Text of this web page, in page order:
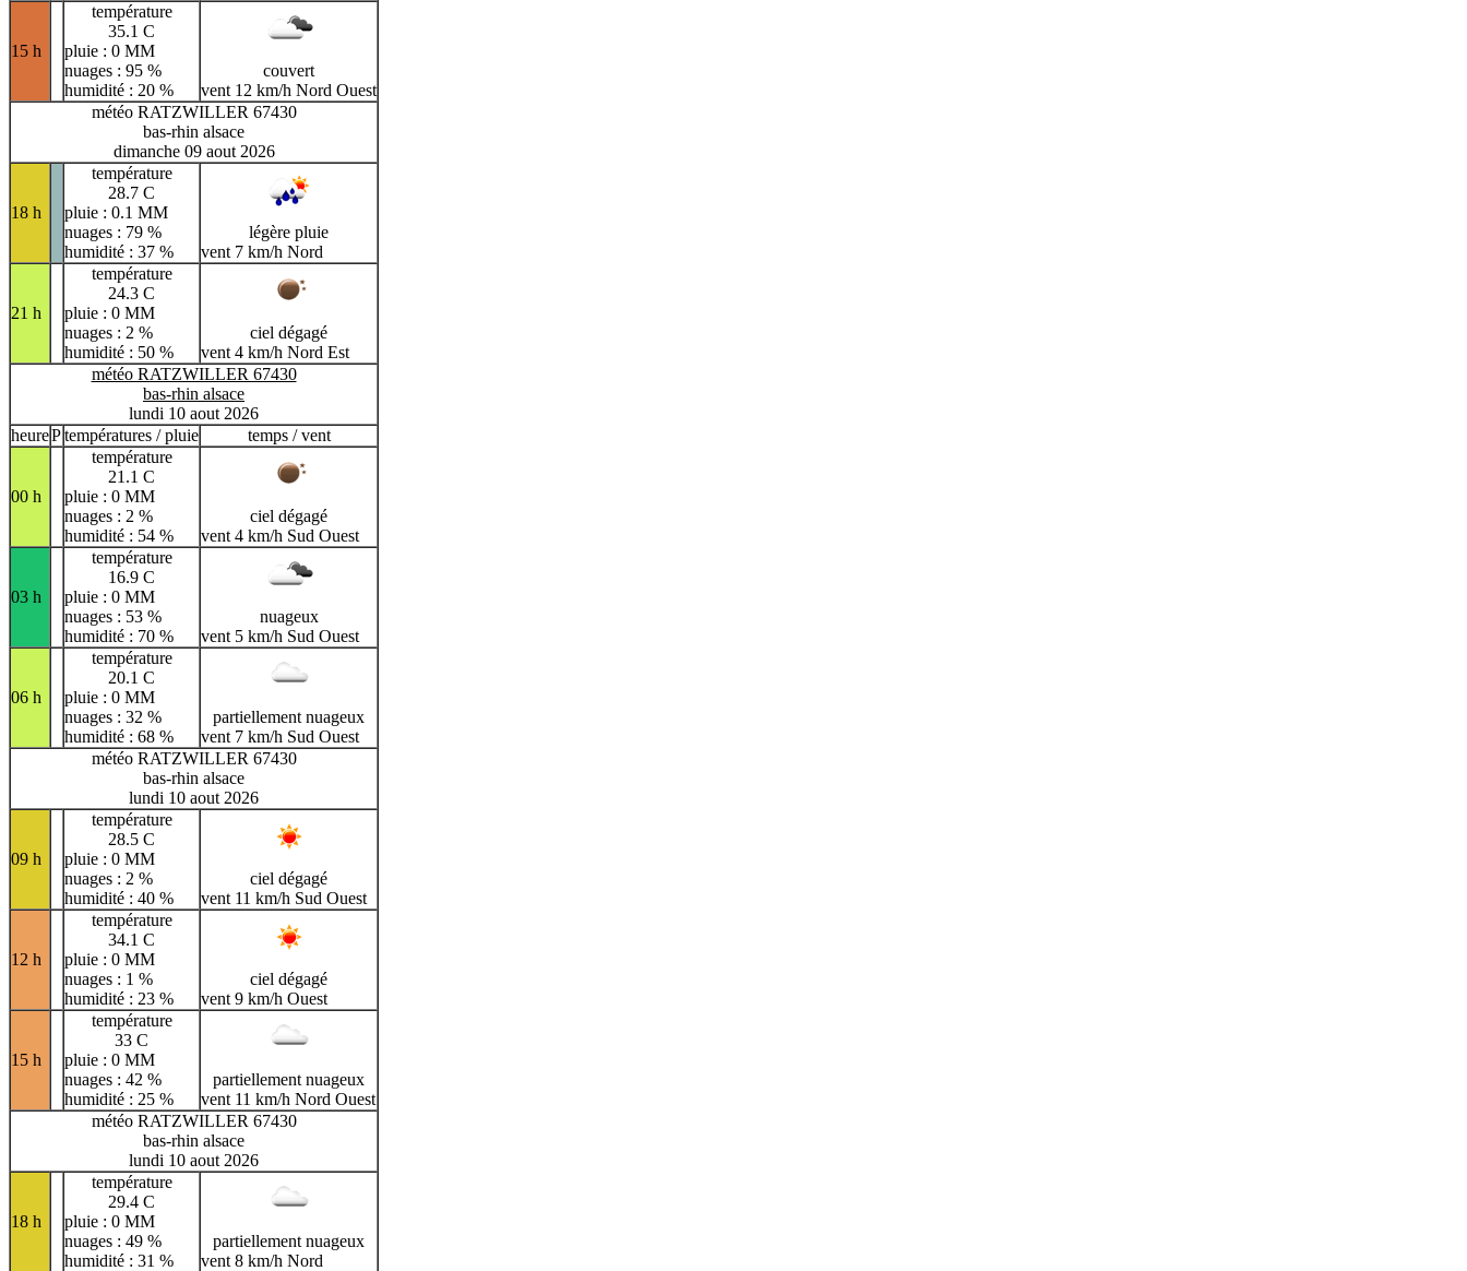
15 h
température
35.1 C
pluie : 0 MM
nuages : 95 %
humidité : 20 %
couvert
vent 12 km/h Nord Ouest
météo RATZWILLER 67430
bas-rhin alsace
dimanche 09 aout 2026
18 h
température
28.7 C
pluie : 0.1 MM
nuages : 79 %
humidité : 37 %
légère pluie
vent 7 km/h Nord
21 h
température
24.3 C
pluie : 0 MM
nuages : 2 %
humidité : 50 %
ciel dégagé
vent 4 km/h Nord Est
météo RATZWILLER 67430
bas-rhin alsace
lundi 10 aout 2026
heurePtempératures / pluie temps / vent
00 h
température
21.1 C
pluie : 0 MM
nuages : 2 %
humidité : 54 %
ciel dégagé
vent 4 km/h Sud Ouest
03 h
température
16.9 C
pluie : 0 MM
nuages : 53 %
humidité : 70 %
nuageux
vent 5 km/h Sud Ouest
06 h
température
20.1 C
pluie : 0 MM
nuages : 32 %
humidité : 68 %
partiellement nuageux
vent 7 km/h Sud Ouest
météo RATZWILLER 67430
bas-rhin alsace
lundi 10 aout 2026
09 h
température
28.5 C
pluie : 0 MM
nuages : 2 %
humidité : 40 %
ciel dégagé
vent 11 km/h Sud Ouest
12 h
température
34.1 C
pluie : 0 MM
nuages : 1 %
humidité : 23 %
ciel dégagé
vent 9 km/h Ouest
15 h
température
33 C
pluie : 0 MM
nuages : 42 %
humidité : 25 %
partiellement nuageux
vent 11 km/h Nord Ouest
météo RATZWILLER 67430
bas-rhin alsace
lundi 10 aout 2026
18 h
température
29.4 C
pluie : 0 MM
nuages : 49 %
humidité : 31 %
partiellement nuageux
vent 8 km/h Nord